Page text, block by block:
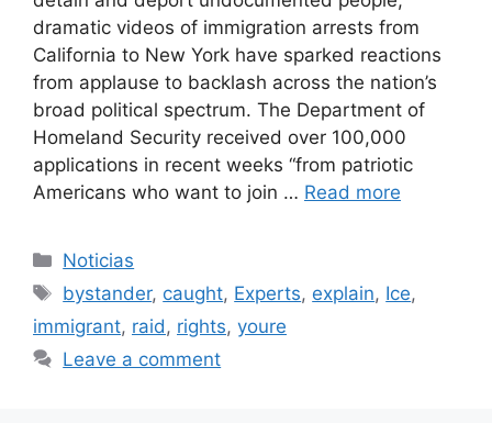
dramatic videos of immigration arrests from
California to New York have sparked reactions
from applause to backlash across the nation’s
broad political spectrum. The Department of
Homeland Security received over 100,000
applications in recent weeks “from patriotic
Americans who want to join … Read more
Categories
Noticias
Tags
bystander, caught, Experts, explain, Ice,
immigrant, raid, rights, youre
Leave a comment